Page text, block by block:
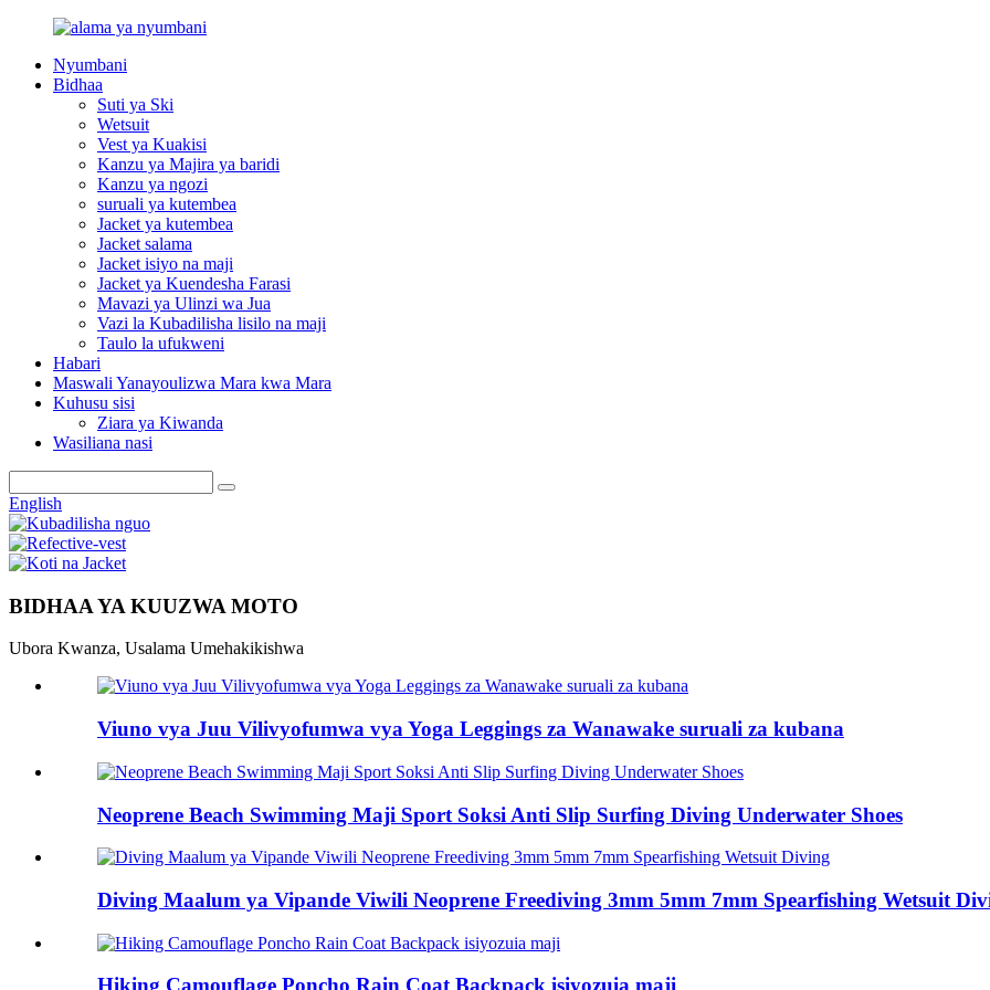
Nyumbani
Bidhaa
Suti ya Ski
Wetsuit
Vest ya Kuakisi
Kanzu ya Majira ya baridi
Kanzu ya ngozi
suruali ya kutembea
Jacket ya kutembea
Jacket salama
Jacket isiyo na maji
Jacket ya Kuendesha Farasi
Mavazi ya Ulinzi wa Jua
Vazi la Kubadilisha lisilo na maji
Taulo la ufukweni
Habari
Maswali Yanayoulizwa Mara kwa Mara
Kuhusu sisi
Ziara ya Kiwanda
Wasiliana nasi
English
BIDHAA YA KUUZWA MOTO
Ubora Kwanza, Usalama Umehakikishwa
Viuno vya Juu Vilivyofumwa vya Yoga Leggings za Wanawake suruali za kubana
Neoprene Beach Swimming Maji Sport Soksi Anti Slip Surfing Diving Underwater Shoes
Diving Maalum ya Vipande Viwili Neoprene Freediving 3mm 5mm 7mm Spearfishing Wetsuit